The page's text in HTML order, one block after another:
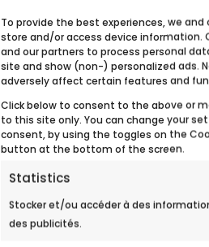
To provide the best experiences, we
store and/or access device information.
and our partners to process personal
site and show (non-) personalized ads.
adversely affect certain features and
Click below to consent to the above or
to this site only. You can change your
consent, by using the toggles on the
button at the bottom of the screen.
Statistics
Stocker et/ou accéder à des
des publicités.